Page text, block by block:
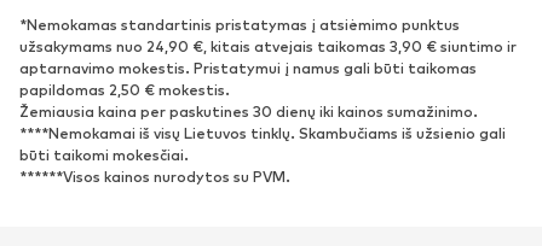
BATAI
Naujienos
Šiuo metu paklausu
Sportbačiai
Aulinukai
Batai su kulniukais
Basutės ir šlepetės
Bateliai
*Nemokamas standartinis pristatymas į atsiėmimo punktus
užsakymams nuo 24,90 €, kitais atvejais taikomas 3,90 € siuntimo ir
aptarnavimo mokestis. Pristatymui į namus gali būti taikomas
papildomas 2,50 € mokestis.
Žemiausia kaina per paskutines 30 dienų iki kainos sumažinimo.
****Nemokamai iš visų Lietuvos tinklų. Skambučiams iš užsienio gali
būti taikomi mokesčiai.
******Visos kainos nurodytos su PVM.